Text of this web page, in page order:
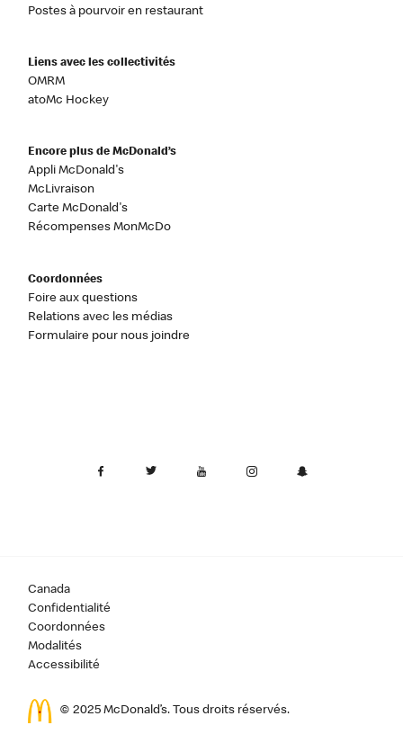
Postes à pourvoir en restaurant
Liens avec les collectivités
OMRM
atoMc Hockey
Encore plus de McDonald’s
Appli McDonald's
McLivraison
Carte McDonald's
Récompenses MonMcDo
Coordonnées
Foire aux questions
Relations avec les médias
Formulaire pour nous joindre
Canada
Confidentialité
Coordonnées
Modalités
Accessibilité
© 2025 McDonald’s. Tous droits réservés.